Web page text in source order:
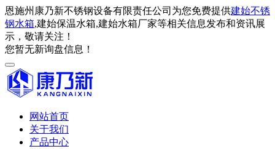
恩施州康乃新不锈钢设备有限责任公司为您免费提供建始不锈
钢水箱,建始保温水箱,建始水箱厂家等相关信息发布和资讯展
示，敬请关注！
您暂无新询盘信息！
网站首页
关于我们
产品中心